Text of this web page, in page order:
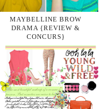
MAYBELLINE BROW
DRAMA {REVIEW &
CONCURS}